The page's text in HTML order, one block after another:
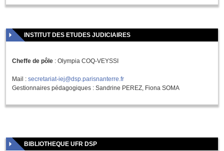
INSTITUT DES ETUDES JUDICIAIRES
Cheffe de pôle : Olympia COQ-VEYSSI
Mail : secretariat-iej@dsp.parisnanterre.fr
Gestionnaires pédagogiques : Sandrine PEREZ, Fiona SOMA
BIBLIOTHEQUE UFR DSP